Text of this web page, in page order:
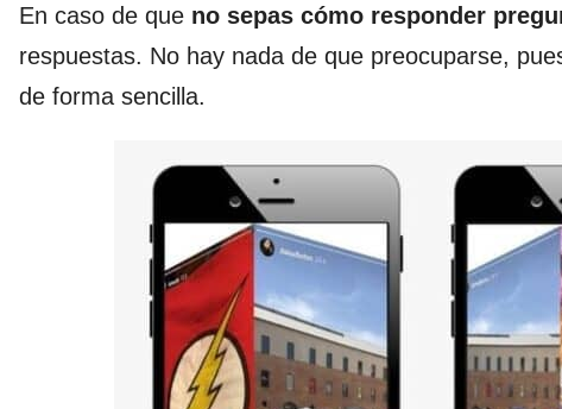
En caso de que no sepas cómo responder
respuestas. No hay nada de que preocuparse,
de forma sencilla.